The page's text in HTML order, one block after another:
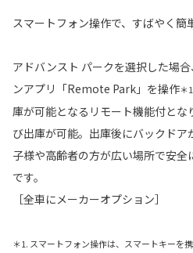
スマートフォン操作で、すばやく簡
アドバンスト パークを選択した場
ンアプリ「Remote Park」を操作＊1
庫が可能となるリモート機能付とな
び出庫が可能。出庫後にバックド
子様や高齢者の方が広い場所で安
です。
［全車にメーカーオプション］
＊1. スマートフォン操作は、スマートキーを